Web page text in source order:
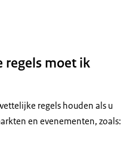
moet ik
regels houden als u
en evenementen, zoals: